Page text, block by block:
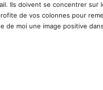
Ils doivent se concentrer
de vos colonnes pour
de moi une image positive